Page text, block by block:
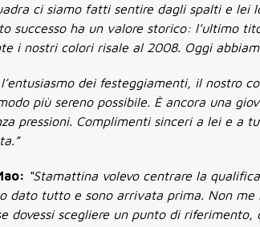
ci siamo fatti sentire dagli spalti e lei
successo ha un valore storico: l’ultimo
i nostri colori risale al 2008. Oggi
dei festeggiamenti, il nostro
più sereno possibile. È ancora una
pressioni. Complimenti sinceri a lei e
“Stamattina volevo centrare la
dato tutto e sono arrivata prima. Non me
dovessi scegliere un punto di riferimento,